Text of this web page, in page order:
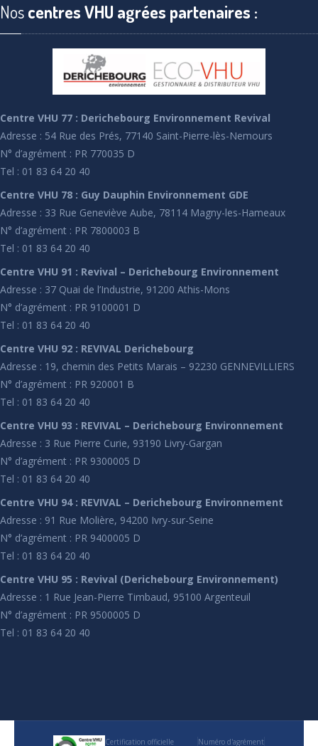
Noscentres VHU agrées partenaires :
Centre VHU 77 : Derichebourg Environnement Revival
Adresse : 54 Rue des Prés, 77140 Saint-Pierre-lès-Nemours
N° d’agrément : PR 770035 D
Tel : 01 83 64 20 40
Centre VHU 78 : Guy Dauphin Environnement GDE
Adresse : 33 Rue Geneviève Aube, 78114 Magny-les-Hameaux
N° d’agrément : PR 7800003 B
Tel : 01 83 64 20 40
Centre VHU 91 : Revival – Derichebourg Environnement
Adresse : 37 Quai de l’Industrie, 91200 Athis-Mons
N° d’agrément : PR 9100001 D
Tel : 01 83 64 20 40
Centre VHU 92 : REVIVAL Derichebourg
Adresse : 19, chemin des Petits Marais – 92230 GENNEVILLIERS
N° d’agrément : PR 920001 B
Tel : 01 83 64 20 40
Centre VHU 93 : REVIVAL – Derichebourg Environnement
Adresse : 3 Rue Pierre Curie, 93190 Livry-Gargan
N° d’agrément : PR 9300005 D
Tel : 01 83 64 20 40
Centre VHU 94 : REVIVAL – Derichebourg Environnement
Adresse : 91 Rue Molière, 94200 Ivry-sur-Seine
N° d’agrément : PR 9400005 D
Tel : 01 83 64 20 40
Centre VHU 95 : Revival (Derichebourg Environnement)
Adresse : 1 Rue Jean-Pierre Timbaud, 95100 Argenteuil
N° d’agrément : PR 9500005 D
Tel : 01 83 64 20 40
Certification officielle Numéro d'agrément